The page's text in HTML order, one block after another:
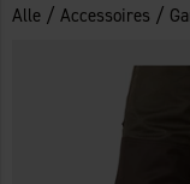
Alle /Accessoires /